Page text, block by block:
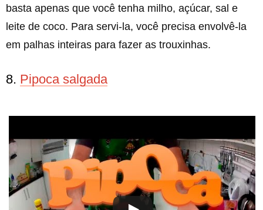
basta apenas que você tenha milho, açúcar, sal e
leite de coco. Para servi-la, você precisa envolvê-la
em palhas inteiras para fazer as trouxinhas.
8. Pipoca salgada